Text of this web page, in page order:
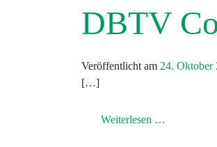
DBTV
Veröffentlicht am 24. Oktober
[…]
Weiterlesen …